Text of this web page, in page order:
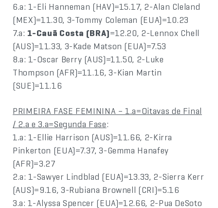
6.a: 1-Eli Hanneman (HAV)=15.17, 2-Alan Cleland
(MEX)=11.30, 3-Tommy Coleman (EUA)=10.23
7.a: 1-Cauã Costa (BRA)=12.20, 2-Lennox Chell
(AUS)=11.33, 3-Kade Matson (EUA)=7.53
8.a: 1-Oscar Berry (AUS)=11.50, 2-Luke
Thompson (AFR)=11.16, 3-Kian Martin
(SUE)=11.16
PRIMEIRA FASE FEMININA – 1.a=Oitavas de Final
/ 2.a e 3.a=Segunda Fase:
1.a: 1-Ellie Harrison (AUS)=11.66, 2-Kirra
Pinkerton (EUA)=7.37, 3-Gemma Hanafey
(AFR)=3.27
2.a: 1-Sawyer Lindblad (EUA)=13.33, 2-Sierra Kerr
(AUS)=9.16, 3-Rubiana Brownell (CRI)=5.16
3.a: 1-Alyssa Spencer (EUA)=12.66, 2-Pua DeSoto